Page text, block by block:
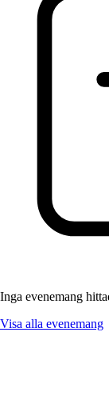
Inga evenemang
Visa alla evenemang